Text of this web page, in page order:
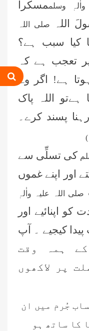
وسلممسکرا
اللہ
صلی اللہ
کیا سبب ہے؟
تعجب ہے کہ
ہے! اگر وہ
ہےتو اللہ پاک
پسند کرے۔
کی تسلِّی سے
اور اپنے غموں
صلی اللہ علیہ واٰلہٖ
اپنائیے اور
کیجیے ۔ آپ
ہمہ وقت
پر لاکھوں
جُرم میں ان
کا ساتھ ہو
(درجہ خامسہ مرکزی جامعۃ
مدینہ ،کراچی،پاکستان)
،پاکستان)
عمران (درجہ عالیہ مرکزی
فیضانِ مدینہ ،کراچی
ہاشمی (درجہ خامسہ مرکزی
فيضان عثمان غنى،
عطاری (درجہ خامسہ
المدینہ فیضانِ مدینہ،
(درجہ خامسہ مرکزی